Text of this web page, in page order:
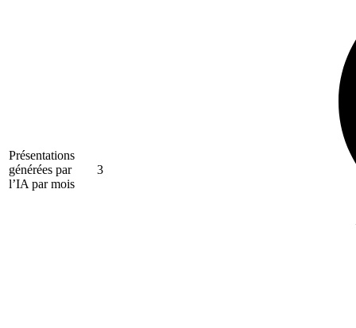
Présentations
générées par
l’IA par mois
3